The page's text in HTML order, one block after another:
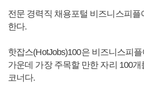
전문 경력직 채용포털 비즈니스피플
한다.
핫잡스(HotJobs)100은 비즈니스피
가운데 가장 주목할 만한 자리 100
코너다.